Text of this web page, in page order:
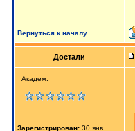
Вернуться к началу
Достали
Академ.
Зарегистрирован: 30 янв